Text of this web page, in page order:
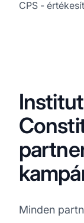
CPS -
Minden